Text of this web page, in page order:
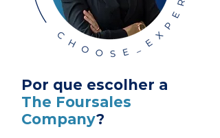
Por que escolher a
The Foursales
Company?